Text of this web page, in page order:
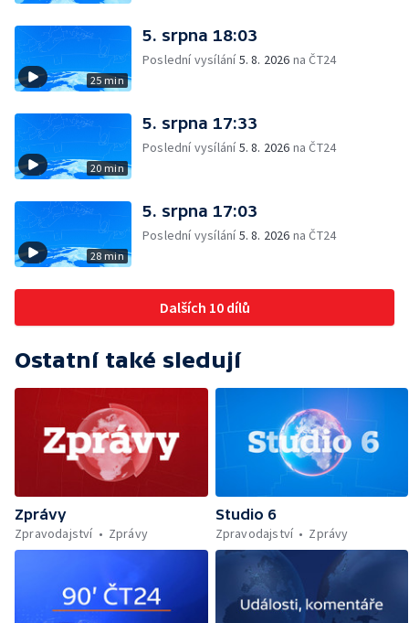
25 min
5. srpna 18:03
Poslední vysílání5. 8. 2026 na ČT24
20 min
5. srpna 17:33
Poslední vysílání5. 8. 2026 na ČT24
28 min
5. srpna 17:03
Poslední vysílání5. 8. 2026 na ČT24
Dalších 10 dílů
Ostatní také sledují
Zprávy
Zpravodajství
Zprávy
Studio 6
Zpravodajství
Zprávy